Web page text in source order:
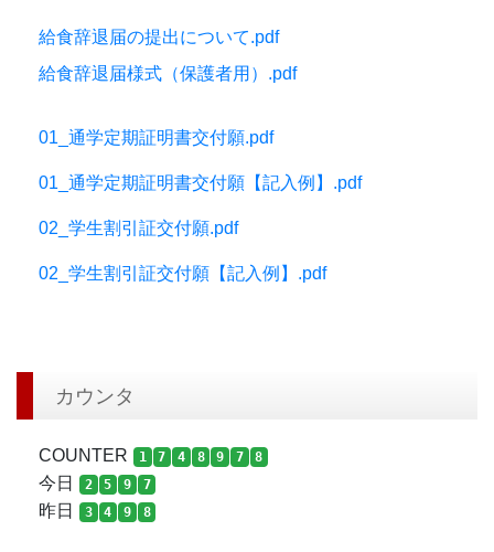
給食辞退届の提出について.pdf
給食辞退届様式（保護者用）.pdf
01_通学定期証明書交付願.pdf
01_通学定期証明書交付願【記入例】.pdf
02_学生割引証交付願.pdf
02_学生割引証交付願【記入例】.pdf
カウンタ
COUNTER 1 7 4 8 9 7 8
今日 2 5 9 7
昨日 3 4 9 8